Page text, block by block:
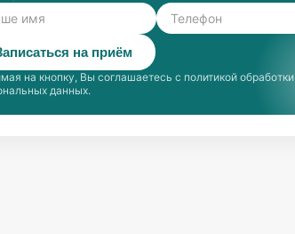
на приём
на кнопку, Вы соглашаетесь с политикой обработки
данных.